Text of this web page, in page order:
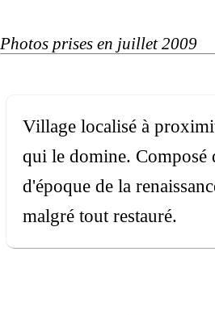
Photos prises en juillet 2009
Village localisé à
qui le domine. Composé
d'époque de la
malgré tout restauré.